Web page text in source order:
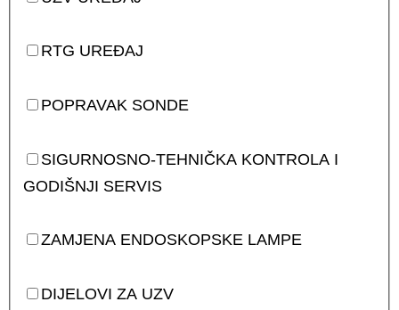
RTG UREĐAJ
POPRAVAK SONDE
SIGURNOSNO-TEHNIČKA KONTROLA I
GODIŠNJI SERVIS
ZAMJENA ENDOSKOPSKE LAMPE
DIJELOVI ZA UZV